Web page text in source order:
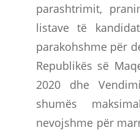
parashtrimit,
listave të
parakohshme për
Republikës së
2020 dhe
shumës
nevojshme për